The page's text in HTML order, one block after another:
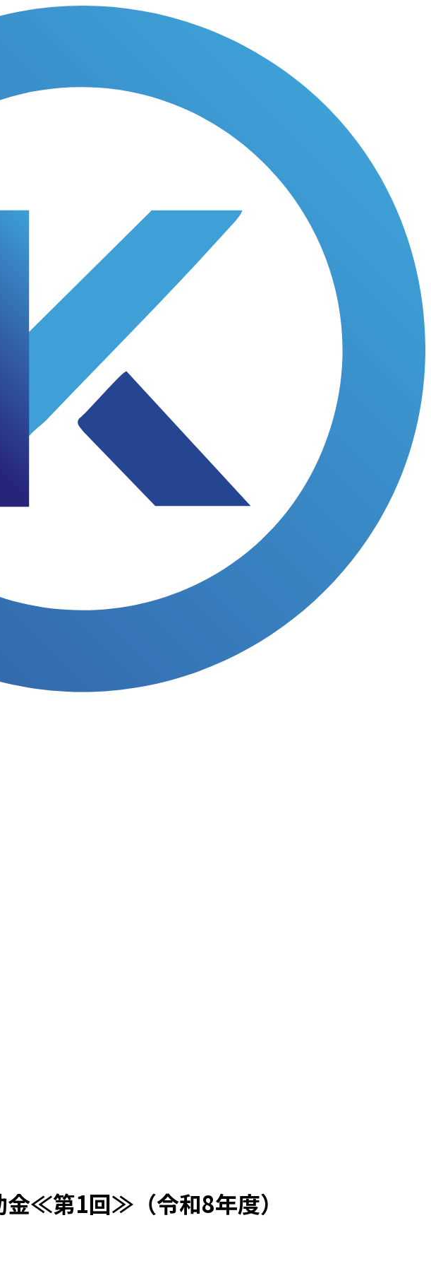
金≪第1回≫（令和8年度）